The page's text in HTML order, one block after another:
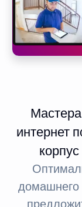
интернет
домашнего